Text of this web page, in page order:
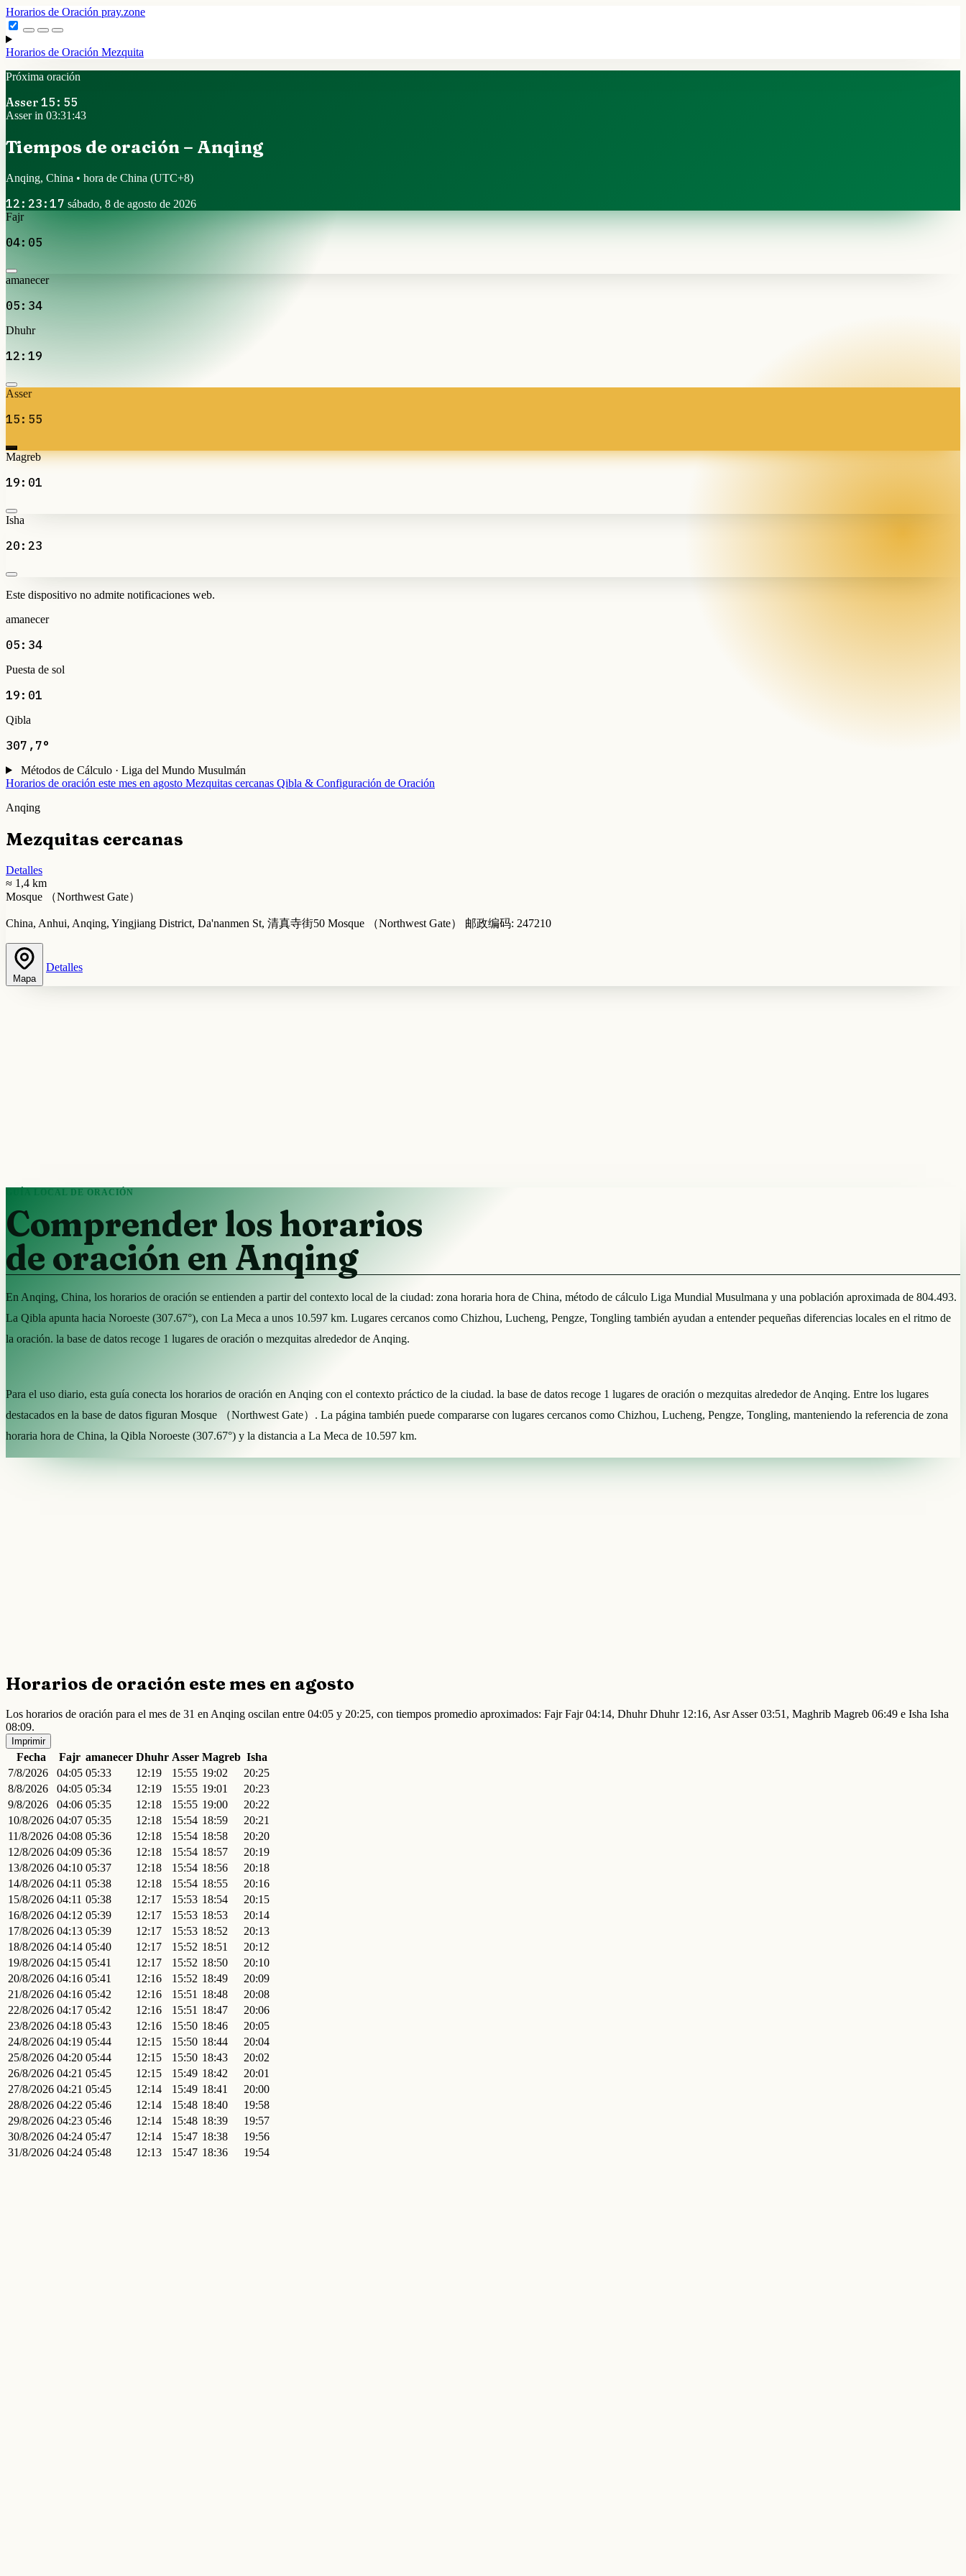
Horarios de Oración pray.zone
Horarios de Oración Mezquita
Próxima oración
Asser 15:55
Asser in 03:31:42
Tiempos de oración – Anqing
Anqing, China • hora de China (UTC+8)
12:23:18 sábado, 8 de agosto de 2026
Fajr
04:05
amanecer
05:34
Dhuhr
12:19
Asser
15:55
Magreb
19:01
Isha
20:23
Este dispositivo no admite notificaciones web.
amanecer
05:34
Puesta de sol
19:01
Qibla
307,7°
Métodos de Cálculo · Liga del Mundo Musulmán
Horarios de oración este mes en agosto Mezquitas cercanas Qibla & Configuración de Oración
Anqing
Mezquitas cercanas
Detalles
≈ 1,4 km
Mosque （Northwest Gate）
China, Anhui, Anqing, Yingjiang District, Da'nanmen St, 清真寺街50 Mosque （Northwest Gate） 邮政编码: 247210
Mapa
Detalles
GUÍA LOCAL DE ORACIÓN
Comprender los horarios
de oración en Anqing
En Anqing, China, los horarios de oración se entienden a partir del contexto local de la ciudad: zona horaria hora de China, método de cálculo Liga Mundial Musulmana y una población aproximada de 804.493.
La Qibla apunta hacia Noroeste (307.67°), con La Meca a unos 10.597 km. Lugares cercanos como Chizhou, Lucheng, Pengze, Tongling también ayudan a entender pequeñas diferencias locales en el ritmo de
la oración. la base de datos recoge 1 lugares de oración o mezquitas alrededor de Anqing.
Para el uso diario, esta guía conecta los horarios de oración en Anqing con el contexto práctico de la ciudad. la base de datos recoge 1 lugares de oración o mezquitas alrededor de Anqing. Entre los lugares
destacados en la base de datos figuran Mosque （Northwest Gate）. La página también puede compararse con lugares cercanos como Chizhou, Lucheng, Pengze, Tongling, manteniendo la referencia de zona
horaria hora de China, la Qibla Noroeste (307.67°) y la distancia a La Meca de 10.597 km.
Horarios de oración este mes en agosto
Los horarios de oración para el mes de 31 en Anqing oscilan entre 04:05 y 20:25, con tiempos promedio aproximados: Fajr Fajr 04:14, Dhuhr Dhuhr 12:16, Asr Asser 03:51, Maghrib Magreb 06:49 e Isha Isha
08:09.
Imprimir
Fecha Fajr amanecer Dhuhr Asser Magreb Isha
7/8/2026
04:05 05:33 12:19 15:55 19:02
20:25
8/8/2026
04:05 05:34 12:19 15:55 19:01
20:23
9/8/2026
04:06 05:35 12:18 15:55 19:00
20:22
10/8/2026 04:07 05:35 12:18 15:54 18:59
20:21
11/8/2026 04:08 05:36 12:18 15:54 18:58
20:20
12/8/2026 04:09 05:36 12:18 15:54 18:57
20:19
13/8/2026 04:10 05:37 12:18 15:54 18:56
20:18
14/8/2026 04:11 05:38 12:18 15:54 18:55
20:16
15/8/2026 04:11 05:38 12:17 15:53 18:54
20:15
16/8/2026 04:12 05:39 12:17 15:53 18:53
20:14
17/8/2026 04:13 05:39 12:17 15:53 18:52
20:13
18/8/2026 04:14 05:40 12:17 15:52 18:51
20:12
19/8/2026 04:15 05:41 12:17 15:52 18:50
20:10
20/8/2026 04:16 05:41 12:16 15:52 18:49
20:09
21/8/2026 04:16 05:42 12:16 15:51 18:48
20:08
22/8/2026 04:17 05:42 12:16 15:51 18:47
20:06
23/8/2026 04:18 05:43 12:16 15:50 18:46
20:05
24/8/2026 04:19 05:44 12:15 15:50 18:44
20:04
25/8/2026 04:20 05:44 12:15 15:50 18:43
20:02
26/8/2026 04:21 05:45 12:15 15:49 18:42
20:01
27/8/2026 04:21 05:45 12:14 15:49 18:41
20:00
28/8/2026 04:22 05:46 12:14 15:48 18:40
19:58
29/8/2026 04:23 05:46 12:14 15:48 18:39
19:57
30/8/2026 04:24 05:47 12:14 15:47 18:38
19:56
31/8/2026 04:24 05:48 12:13 15:47 18:36 19:54